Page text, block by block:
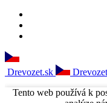
Drevozet.sk
Tento web používá k